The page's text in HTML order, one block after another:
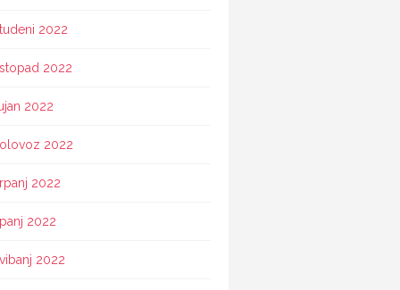
2022
2022
2022
2022
2022
2022
2022